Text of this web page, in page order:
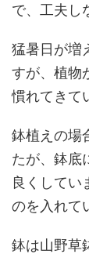
で、工夫し
猛暑日が増
すが、植物
慣れてきて
鉢植えの場
たが、鉢底
良くしてい
のを入れて
鉢は山野草